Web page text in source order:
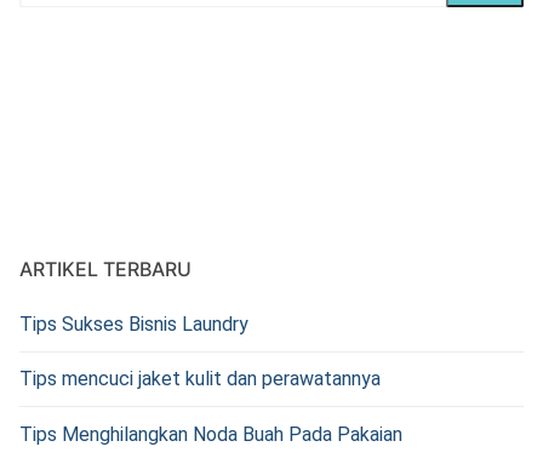
ARTIKEL TERBARU
Tips Sukses Bisnis Laundry
Tips mencuci jaket kulit dan perawatannya
Tips Menghilangkan Noda Buah Pada Pakaian